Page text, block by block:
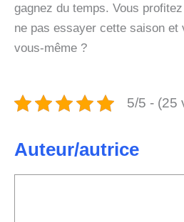
gagnez du temps. Vous
ne pas essayer cette saison et
vous-même ?
5/5 - (25
Auteur/autrice